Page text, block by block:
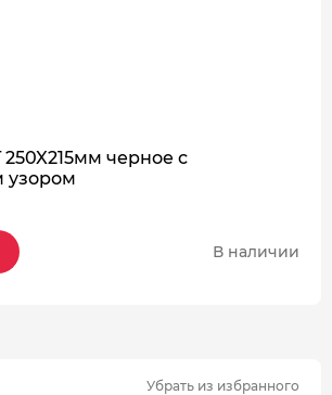
250X215мм черное с
узором
В наличии
Убрать из избранного